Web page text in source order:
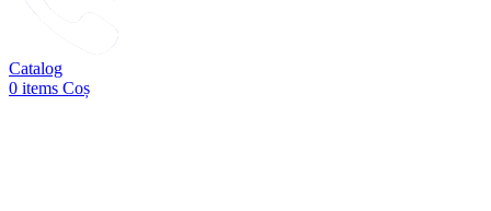
Catalog
0 items Coș